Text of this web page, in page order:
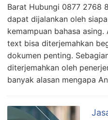
Barat Hubungi 0877 2768
dapat dijalankan oleh
kemampuan bahasa
text bisa diterjemahkan
dokumen penting.
diterjemahkan oleh
banyak alasan mengapa